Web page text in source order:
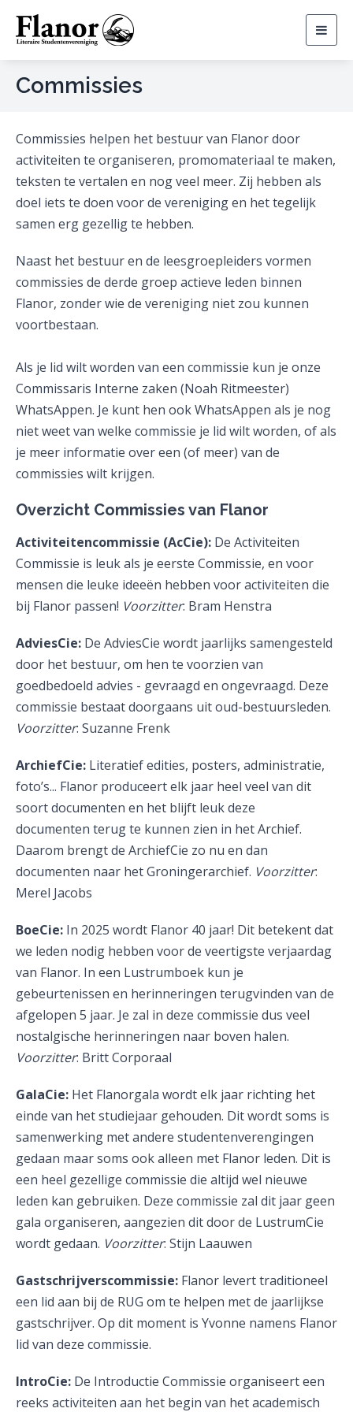
Commissies
Commissies helpen het bestuur van Flanor door
activiteiten te organiseren, promomateriaal te maken,
teksten te vertalen en nog veel meer. Zij hebben als
doel iets te doen voor de vereniging en het tegelijk
samen erg gezellig te hebben.
Naast het bestuur en de leesgroepleiders vormen
commissies de derde groep actieve leden binnen
Flanor, zonder wie de vereniging niet zou kunnen
voortbestaan.
Als je lid wilt worden van een commissie kun je onze
Commissaris Interne zaken (Noah Ritmeester)
WhatsAppen. Je kunt hen ook WhatsAppen als je nog
niet weet van welke commissie je lid wilt worden, of als
je meer informatie over een (of meer) van de
commissies wilt krijgen.
Overzicht Commissies van Flanor
Activiteitencommissie (AcCie): De Activiteiten
Commissie is leuk als je eerste Commissie, en voor
mensen die leuke ideeën hebben voor activiteiten die
bij Flanor passen! Voorzitter: Bram Henstra
AdviesCie: De AdviesCie wordt jaarlijks samengesteld
door het bestuur, om hen te voorzien van
goedbedoeld advies - gevraagd en ongevraagd. Deze
commissie bestaat doorgaans uit oud-bestuursleden.
Voorzitter: Suzanne Frenk
ArchiefCie: Literatief edities, posters, administratie,
foto’s... Flanor produceert elk jaar heel veel van dit
soort documenten en het blijft leuk deze
documenten terug te kunnen zien in het Archief.
Daarom brengt de ArchiefCie zo nu en dan
documenten naar het Groningerarchief. Voorzitter:
Merel Jacobs
BoeCie: In 2025 wordt Flanor 40 jaar! Dit betekent dat
we leden nodig hebben voor de veertigste verjaardag
van Flanor. In een Lustrumboek kun je
gebeurtenissen en herinneringen terugvinden van de
afgelopen 5 jaar. Je zal in deze commissie dus veel
nostalgische herinneringen naar boven halen.
Voorzitter: Britt Corporaal
GalaCie: Het Flanorgala wordt elk jaar richting het
einde van het studiejaar gehouden. Dit wordt soms is
samenwerking met andere studentenverengingen
gedaan maar soms ook alleen met Flanor leden. Dit is
een heel gezellige commissie die altijd wel nieuwe
leden kan gebruiken. Deze commissie zal dit jaar geen
gala organiseren, aangezien dit door de LustrumCie
wordt gedaan. Voorzitter: Stijn Laauwen
Gastschrijverscommissie: Flanor levert traditioneel
een lid aan bij de RUG om te helpen met de jaarlijkse
gastschrijver. Op dit moment is Yvonne namens Flanor
lid van deze commissie.
IntroCie: De Introductie Commissie organiseert een
reeks activiteiten aan het begin van het academisch